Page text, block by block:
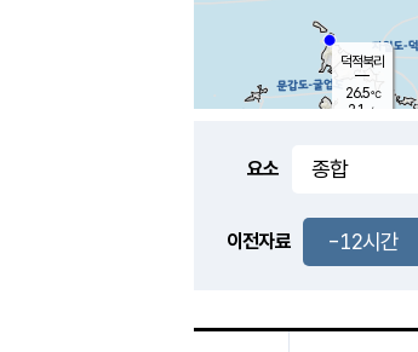
-
덕적북리
26.5℃
2.1 m/s
요소
이전자료 -12시간